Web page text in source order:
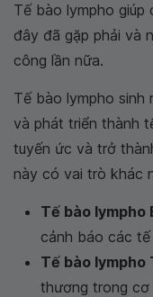
Tế bào lympho
đây đã gặp phải và
công lần nữa.
Tế bào lympho
và phát triển thành
tuyến ức và trở
này có vai trò khác
Tế bào lympho
cảnh báo các
Tế bào lympho
thương trong